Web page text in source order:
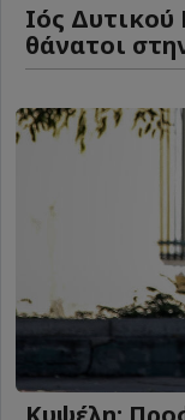
Ιός Δυτικού
θάνατοι